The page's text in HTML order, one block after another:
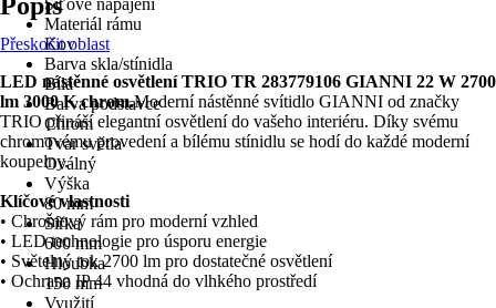
Síťové napájení
Materiál rámu
Kov
Barva skla/stínidla
Bílá
Barva podstavce
Chrom
Tvar světla
Oválný
Výška
80 mm
Šířka
600 mm
Hloubka
150 mm
Využití
Přeskočit oblast
LED nástěnné osvětlení TRIO TR 283779106 GIANNI 22 W 2700
lm 3000 K chrom.Moderní nástěnné svítidlo GIANNI od značky
TRIO přináší elegantní osvětlení do vašeho interiéru. Díky svému
chromovému provedení a bílému stínidlu se hodí do každé moderní
koupelny.
Klíčové vlastnosti
• Chromový rám pro moderní vzhled
• LED technologie pro úsporu energie
• Světelný tok 2700 lm pro dostatečné osvětlení
• Ochrana IP 44 vhodná do vlhkého prostředí